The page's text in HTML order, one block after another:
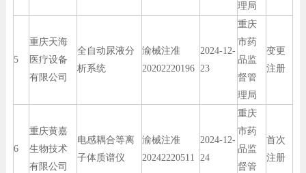
理局
5
重庆天海
医疗设备
有限公司
全自动尿液分
析系统
渝械注准
20202220196
2024-12-
23
重庆
市药
品监
督管
理局
变更
注册
6
重庆黄嘉
生物技术
有限公司
电感耦合等离
子体质谱仪
渝械注准
20242220511
2024-12-
24
重庆
市药
品监
督管
首次
注册